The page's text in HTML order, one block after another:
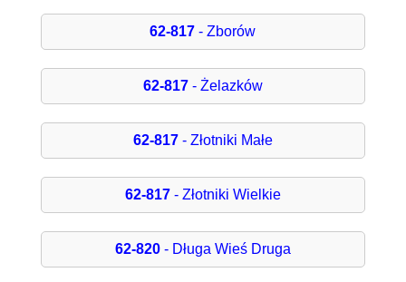
62-817 - Zborów
62-817- Żelazków
62-817- Złotniki Małe
62-817- Złotniki Wielkie
62-820- Długa Wieś Druga